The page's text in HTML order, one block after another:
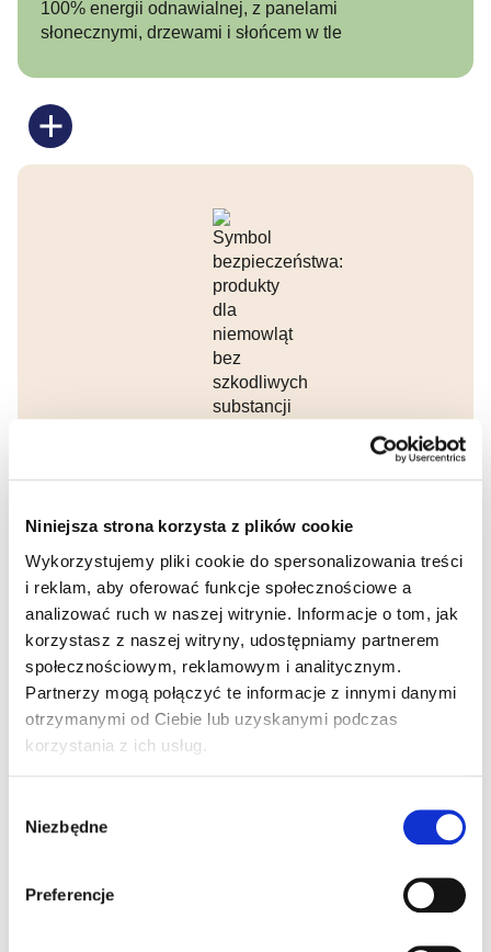
Niniejsza strona korzysta z plików cookie
Wykorzystujemy pliki cookie do spersonalizowania treści
i reklam, aby oferować funkcje społecznościowe a
analizować ruch w naszej witrynie. Informacje o tom, jak
korzystasz z naszej witryny, udostępniamy partnerem
społecznościowym, reklamowym i analitycznym.
Partnerzy mogą połączyć te informacje z innymi danymi
otrzymanymi od Ciebie lub uzyskanymi podczas
korzystania z ich usług.
zgody
Niezbędne
Preferencje
© Moomin Characters™